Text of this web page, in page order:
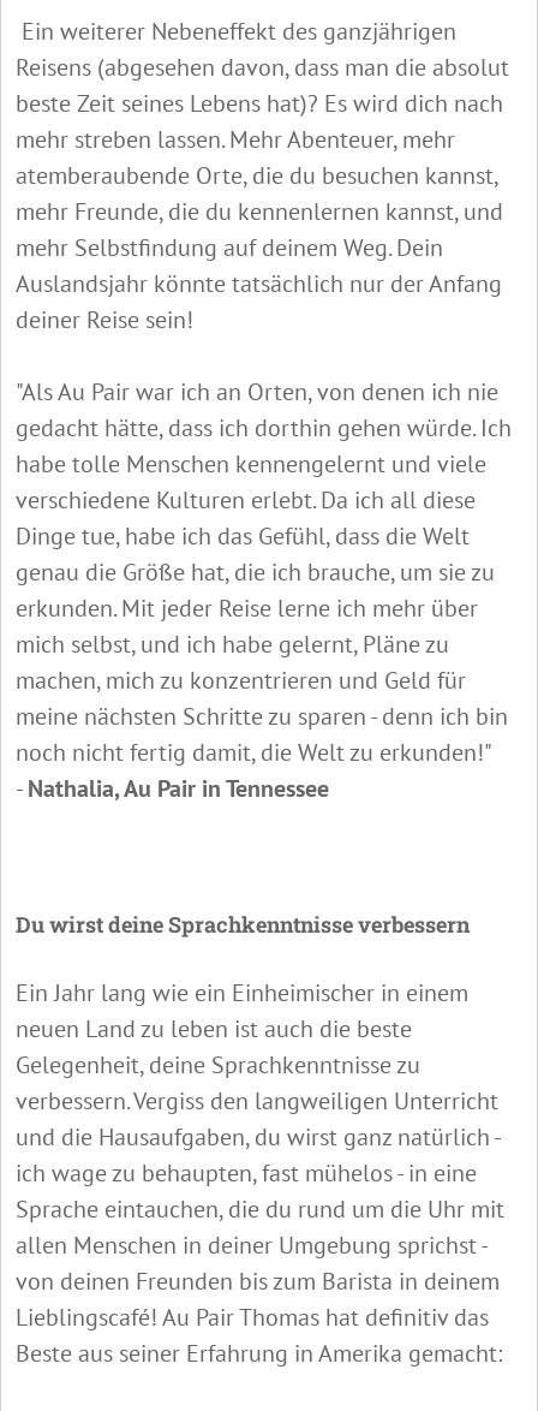
Ein weiterer Nebeneffekt des ganzjährigen
Reisens (abgesehen davon, dass man die absolut
beste Zeit seines Lebens hat)? Es wird dich nach
mehr streben lassen. Mehr Abenteuer, mehr
atemberaubende Orte, die du besuchen kannst,
mehr Freunde, die du kennenlernen kannst, und
mehr Selbstfindung auf deinem Weg. Dein
Auslandsjahr könnte tatsächlich nur der Anfang
deiner Reise sein!
"Als Au Pair war ich an Orten, von denen ich nie
gedacht hätte, dass ich dorthin gehen würde. Ich
habe tolle Menschen kennengelernt und viele
verschiedene Kulturen erlebt. Da ich all diese
Dinge tue, habe ich das Gefühl, dass die Welt
genau die Größe hat, die ich brauche, um sie zu
erkunden. Mit jeder Reise lerne ich mehr über
mich selbst, und ich habe gelernt, Pläne zu
machen, mich zu konzentrieren und Geld für
meine nächsten Schritte zu sparen - denn ich bin
noch nicht fertig damit, die Welt zu erkunden!"
-Nathalia, Au Pair in Tennessee
Du wirst deine Sprachkenntnisse verbessern
Ein Jahr lang wie ein Einheimischer in einem
neuen Land zu leben ist auch die beste
Gelegenheit, deine Sprachkenntnisse zu
verbessern. Vergiss den langweiligen Unterricht
und die Hausaufgaben, du wirst ganz natürlich -
ich wage zu behaupten, fast mühelos - in eine
Sprache eintauchen, die du rund um die Uhr mit
allen Menschen in deiner Umgebung sprichst -
von deinen Freunden bis zum Barista in deinem
Lieblingscafé! Au Pair Thomas hat definitiv das
Beste aus seiner Erfahrung in Amerika gemacht: